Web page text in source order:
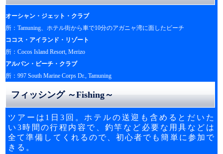
オーシャン・ジェット・クラブ
所：Tamuning、ホテル街から車で10分のアガニャ湾に面したビーチ
ココス・アイランド・リゾート
所：Cocos Island Resort, Merizo
アルパン・ビーチ・クラブ
所：997 South Marine Corps Dr., Tamuning
フィッシング ～Fishing～
ツアーは1日3回。ホテルの送迎も含めるとだいた
い3時間の行程内容で、釣竿など必要な用具などは
全て準備してくれるので、初心者でも簡単に参加で
きる。